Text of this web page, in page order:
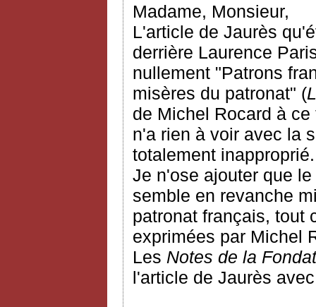
Madame, Monsieur,
L'article de Jaurès
derrière Laurence
nullement "Patrons
misères du patronat" (
de Michel Rocard à
n'a rien à voir avec la
totalement inapproprié.
Je n'ose ajouter que
semble en revanche
patronat français, tout
exprimées par Michel
Les Notes de la
l'article de Jaurès